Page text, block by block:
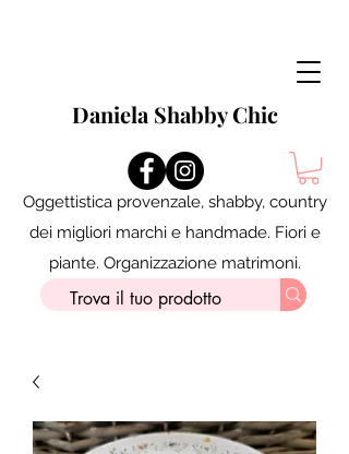
Daniela Shabby Chic
Oggettistica provenzale, shabby, country
dei migliori marchi e handmade. Fiori e
piante. Organizzazione matrimoni.